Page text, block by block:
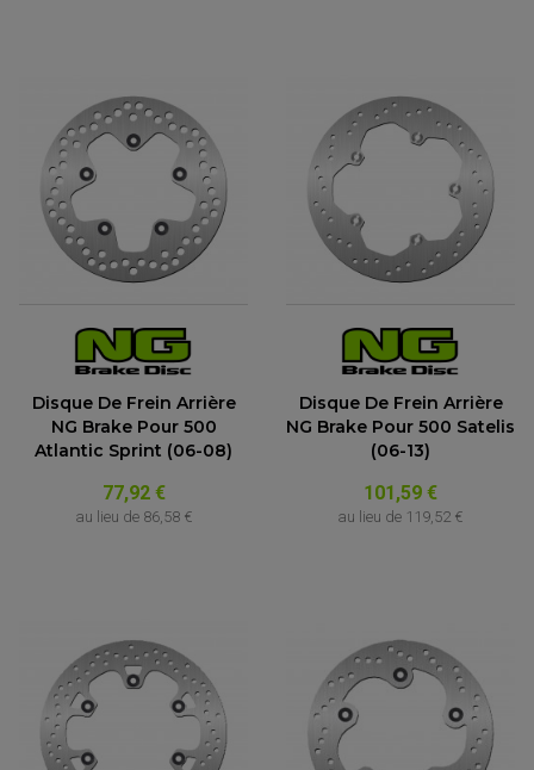
Disque De Frein Arrière
NG Brake Pour 500
Atlantic Sprint (06-08)
77,92 €
au lieu de 86,58 €
Disque De Frein Arrière
NG Brake Pour 500 Satelis
(06-13)
101,59 €
au lieu de 119,52 €